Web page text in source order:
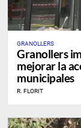
GRANOLLERS
Granollers
mejorar la
municipales
R. FLORIT